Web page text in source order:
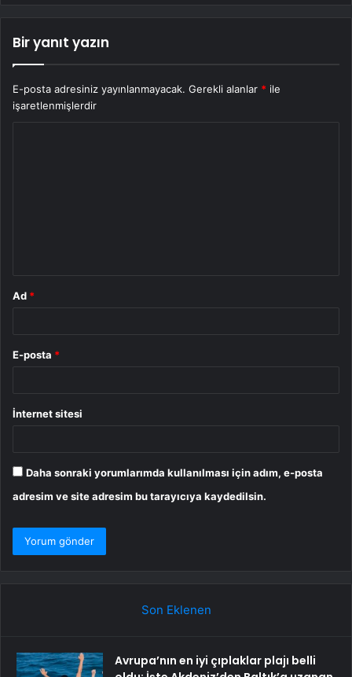
Bir yanıt yazın
E-posta adresiniz yayınlanmayacak. Gerekli alanlar * ile
işaretlenmişlerdir
Ad *
E-posta *
İnternet sitesi
Daha sonraki yorumlarımda kullanılması için adım, e-posta
adresim ve site adresim bu tarayıcıya kaydedilsin.
Son Eklenen
Avrupa’nın en iyi çıplaklar plajı belli